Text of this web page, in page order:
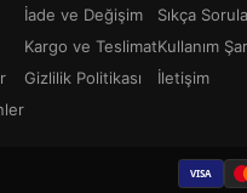
İade ve Değişim
Kargo ve Teslimat
Gizlilik Politikası
Sıkça
Kullanım
İletişim
VISA